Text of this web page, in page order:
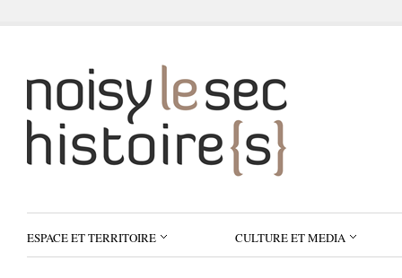
ESPACE ET TERRITOIRE CULTURE ET MEDIA